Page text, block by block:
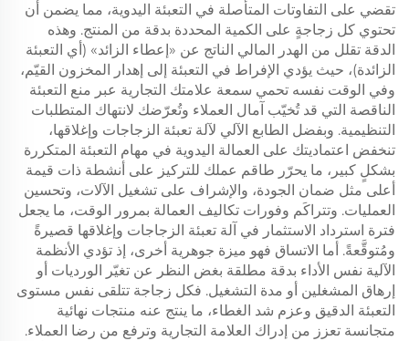
تقضي على التفاوتات المتأصلة في التعبئة اليدوية، مما يضمن أن
تحتوي كل زجاجةٍ على الكمية المحددة بدقة من المنتج. وهذه
الدقة تقلل من الهدر المالي الناتج عن «إعطاء الزائد» (أي التعبئة
الزائدة)، حيث يؤدي الإفراط في التعبئة إلى إهدار المخزون القيّم،
وفي الوقت نفسه تحمي سمعة علامتك التجارية عبر منع التعبئة
الناقصة التي قد تُخيّب آمال العملاء وتُعرّضك لانتهاك المتطلبات
التنظيمية. وبفضل الطابع الآلي لآلة تعبئة الزجاجات وإغلاقها،
تنخفض اعتماديتك على العمالة اليدوية في مهام التعبئة المتكررة
بشكلٍ كبير، ما يحرّر طاقم عملك للتركيز على أنشطة ذات قيمة
أعلى مثل ضمان الجودة، والإشراف على تشغيل الآلات، وتحسين
العمليات. وتتراكَم وفورات تكاليف العمالة بمرور الوقت، ما يجعل
فترة استرداد الاستثمار في آلة تعبئة الزجاجات وإغلاقها قصيرةً
ومُتوقَّعةً. أما الاتساق فهو ميزة جوهرية أخرى، إذ تؤدي الأنظمة
الآلية نفس الأداء بدقة مطلقة بغض النظر عن تغيّر الورديات أو
إرهاق المشغلين أو مدة التشغيل. فكل زجاجة تتلقى نفس مستوى
التعبئة الدقيق وعزم شد الغطاء، ما ينتج عنه منتجات نهائية
متجانسة تعزز من إدراك العلامة التجارية وترفع من رضا العملاء.